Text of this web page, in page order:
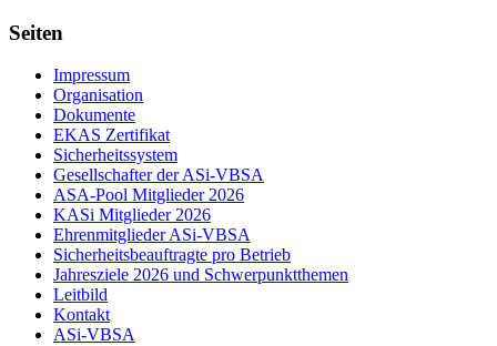
Seiten
Impressum
Organisation
Dokumente
EKAS Zertifikat
Sicherheitssystem
Gesellschafter der ASi-VBSA
ASA-Pool Mitglieder 2026
KASi Mitglieder 2026
Ehrenmitglieder ASi-VBSA
Sicherheitsbeauftragte pro Betrieb
Jahresziele 2026 und Schwerpunktthemen
Leitbild
Kontakt
ASi-VBSA